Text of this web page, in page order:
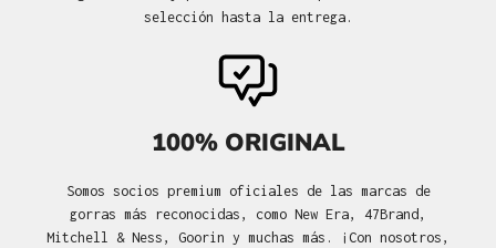
selección hasta la entrega.
100% ORIGINAL
Somos socios premium oficiales de las marcas de
gorras más reconocidas, como New Era, 47Brand,
Mitchell & Ness, Goorin y muchas más. ¡Con nosotros,